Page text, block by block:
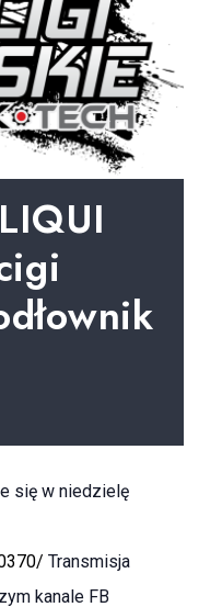
się w niedzielę
Transmisja
kanale FB